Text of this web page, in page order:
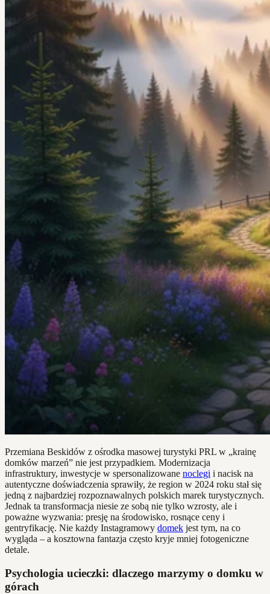
Przemiana Beskidów z ośrodka masowej turystyki PRL w „krainę
domków marzeń” nie jest przypadkiem. Modernizacja
infrastruktury, inwestycje w spersonalizowane noclegi i nacisk na
autentyczne doświadczenia sprawiły, że region w 2024 roku stał się
jedną z najbardziej rozpoznawalnych polskich marek turystycznych.
Jednak ta transformacja niesie ze sobą nie tylko wzrosty, ale i
poważne wyzwania: presję na środowisko, rosnące ceny i
gentryfikację. Nie każdy Instagramowy domek jest tym, na co
wygląda – a kosztowna fantazja często kryje mniej fotogeniczne
detale.
Psychologia ucieczki: dlaczego marzymy o domku w
górach